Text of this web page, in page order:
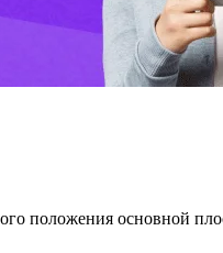
положения основной